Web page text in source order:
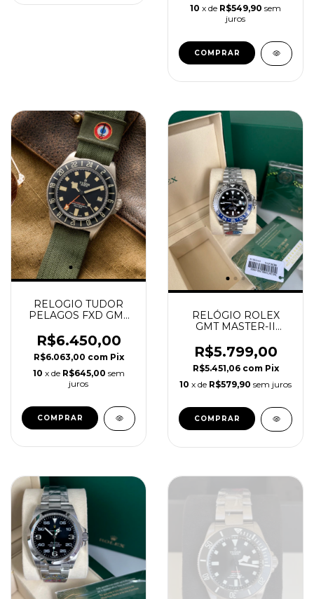
10 x de R$549,90 sem
juros
RELOGIO TUDOR
PELAGOS FXD GMT
R$6.450,00
R$6.063,00 com Pix
10 x de R$645,00 sem
juros
RELÓGIO ROLEX
GMT MASTER-II
JUBILEE 40 mm
R$5.799,00
R$5.451,06 com Pix
10 x de R$579,90 sem juros